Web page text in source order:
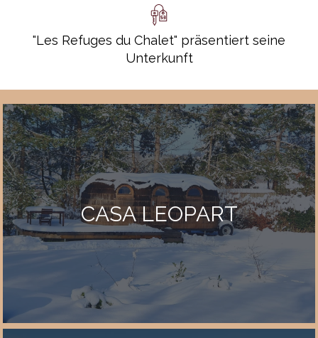
"Les Refuges du Chalet" präsentiert seine
Unterkunft
CASA LEOPART